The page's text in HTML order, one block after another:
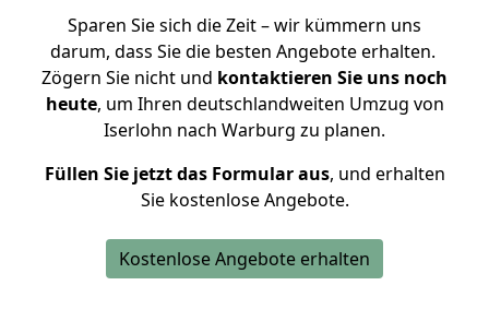
Sparen Sie sich die Zeit – wir kümmern uns
darum, dass Sie die besten Angebote erhalten.
Zögern Sie nicht und kontaktieren Sie uns noch
heute, um Ihren deutschlandweiten Umzug von
Iserlohn nach Warburg zu planen.
Füllen Sie jetzt das Formular aus, und erhalten
Sie kostenlose Angebote.
Kostenlose Angebote erhalten